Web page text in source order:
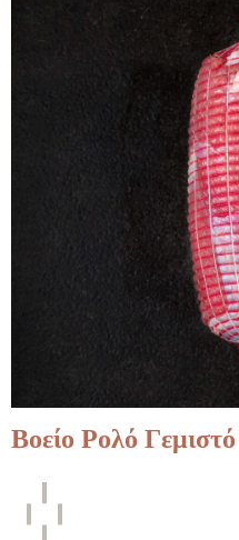
Βοείο Ρολό Γεμιστό